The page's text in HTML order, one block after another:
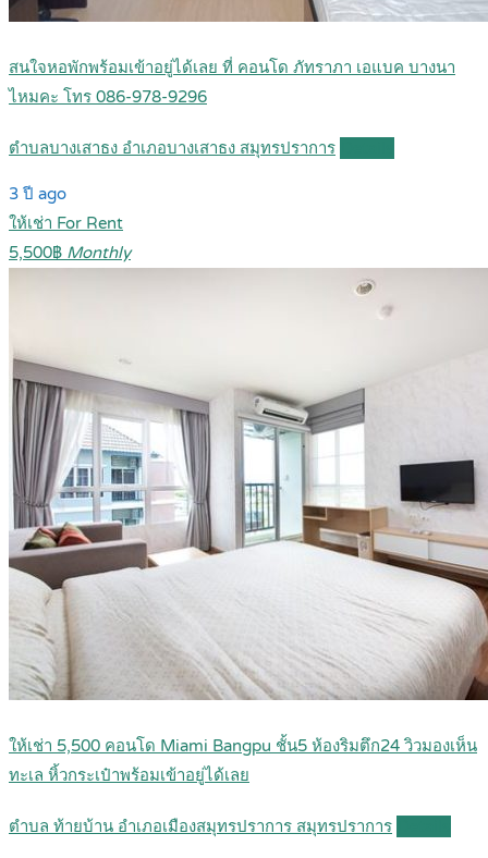
สนใจหอพักพร้อมเข้าอยู่ได้เลย ที่ คอนโด ภัทราภา เอแบค บางนา
ไหมคะ โทร 086-978-9296
ตำบลบางเสาธง อำเภอบางเสาธง สมุทรปราการ
3 ปี ago
ให้เช่า For Rent
5,500฿ Monthly
ให้เช่า 5,500 คอนโด Miami Bangpu ชั้น5 ห้องริมตึก24 วิวมองเห็น
ทะเล หิ้วกระเป๋าพร้อมเข้าอยู่ได้เลย
ตำบล ท้ายบ้าน อำเภอเมืองสมุทรปราการ สมุทรปราการ